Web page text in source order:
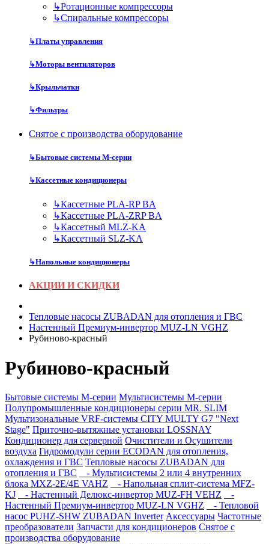
↳Ротационные компрессоры
↳Спиральные компрессоры
↳Платы управления
↳Моторы вентиляторов
↳Крыльчатки
↳Фильтры
Снятое с производства оборудование
↳Бытовые системы M-серии
↳Кассетные кондиционеры
↳Кассетные PLA-RP BA
↳Кассетные PLA-ZRP BA
↳Кассетный MLZ-KA
↳Кассетный SLZ-KA
↳Напольные кондиционеры
АКЦИИ И СКИДКИ
Тепловые насосы ZUBADAN для отопления и ГВС
Настенный Премиум-инвертор MUZ-LN VGHZ
Рубиново-красный
Рубиново-красный
Бытовые системы M-серии Мультисистемы M-серии
Полупромышленные кондиционеры серии MR. SLIM
Мультизональные VRF-системы CITY MULTY G7 "Next
Stage" Приточно-вытяжные установки LOSSNAY
Кондиционер для серверной Очистители и Осушители
воздуха Гидромодули серии ECODAN для отопления,
охлаждения и ГВС Тепловые насосы ZUBADAN для
отопления и ГВС
- Мультисистемы 2 или 4 внутренних
блока MXZ-2E/4E VAHZ
- Напольная сплит-система MFZ-
KJ
- Настенный Делюкс-инвертор MUZ-FH VEHZ
-
Настенный Премиум-инвертор MUZ-LN VGHZ
- Тепловой
насос PUHZ-SHW ZUBADAN Inverter Аксесcуары Частотные
преобразователи Запчасти для кондиционеров Снятое с
производства оборудование